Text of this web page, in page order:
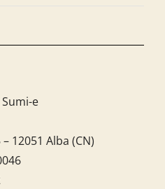
e
12051 Alba (CN)